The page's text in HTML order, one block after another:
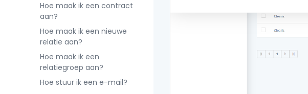
Hoe maak ik een contract
aan?
Hoe maak ik een nieuwe
relatie aan?
Hoe maak ik een
relatiegroep aan?
Hoe stuur ik een e-mail?